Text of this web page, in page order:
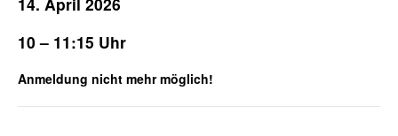
10 – 11:15 Uhr
Anmeldung nicht mehr möglich!